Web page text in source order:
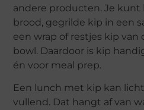
andere producten. Je
brood, gegrilde kip in een
een wrap of restjes kip van
bowl. Daardoor is kip
én voor meal prep.
Een lunch met kip kan
vullend. Dat hangt af van